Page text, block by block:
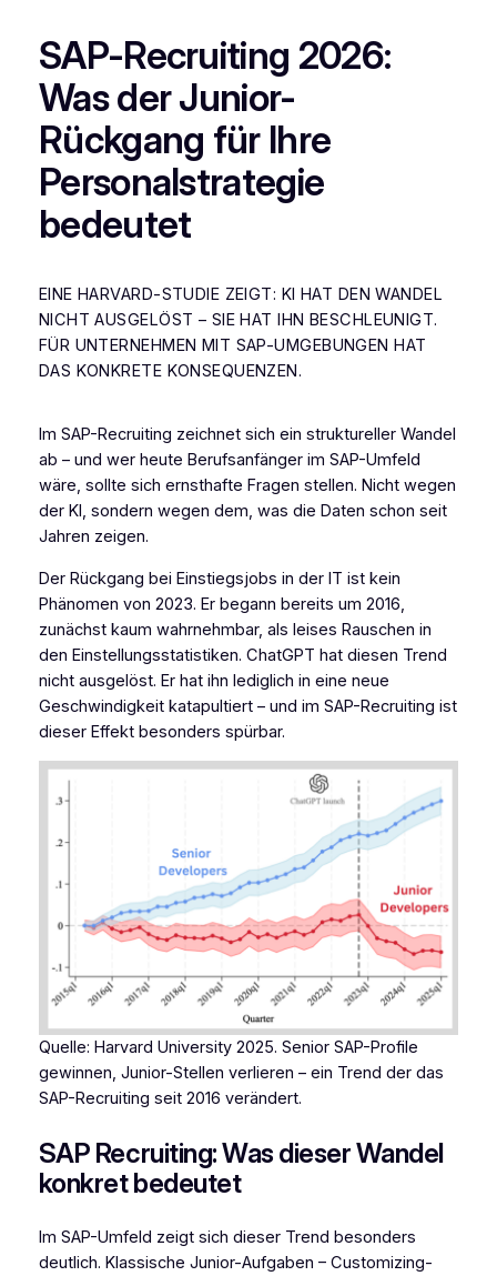
SAP-Recruiting 2026:
Was der Junior-
Rückgang für Ihre
Personalstrategie
bedeutet
EINE HARVARD-STUDIE ZEIGT: KI HAT DEN WANDEL
NICHT AUSGELÖST – SIE HAT IHN BESCHLEUNIGT.
FÜR UNTERNEHMEN MIT SAP-UMGEBUNGEN HAT
DAS KONKRETE KONSEQUENZEN.
Im SAP-Recruiting zeichnet sich ein struktureller Wandel
ab – und wer heute Berufsanfänger im SAP-Umfeld
wäre, sollte sich ernsthafte Fragen stellen. Nicht wegen
der KI, sondern wegen dem, was die Daten schon seit
Jahren zeigen.
Der Rückgang bei Einstiegsjobs in der IT ist kein
Phänomen von 2023. Er begann bereits um 2016,
zunächst kaum wahrnehmbar, als leises Rauschen in
den Einstellungsstatistiken. ChatGPT hat diesen Trend
nicht ausgelöst. Er hat ihn lediglich in eine neue
Geschwindigkeit katapultiert – und im SAP-Recruiting ist
dieser Effekt besonders spürbar.
Quelle: Harvard University 2025. Senior SAP-Profile
gewinnen, Junior-Stellen verlieren – ein Trend der das
SAP-Recruiting seit 2016 verändert.
SAP Recruiting: Was dieser Wandel
konkret bedeutet
Im SAP-Umfeld zeigt sich dieser Trend besonders
deutlich. Klassische Junior-Aufgaben – Customizing-